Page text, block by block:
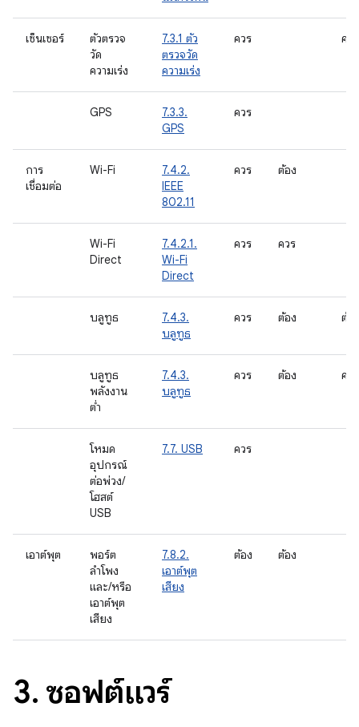
เซ็นเซอร์
ตัวตรวจ
วัด
ความเร่ง
7.3.1 ตัว
ตรวจวัด
ความเร่ง
ควร ควร
GPS
7.3.3.
GPS
ควร
การ
เชื่อมต่อ
Wi-Fi
7.4.2.
IEEE
802.11
ควร ต้อง
Wi-Fi
Direct
7.4.2.1.
Wi-Fi
Direct
ควร ควร
บลูทูธ
7.4.3.
บลูทูธ
ควร ต้อง ต้อง
บลูทูธ
พลังงาน
ต่ำ
7.4.3.
บลูทูธ
ควร ต้อง ควร
โหมด
อุปกรณ์
ต่อพ่วง/
โฮสต์
USB
7.7. USB ควร
เอาต์พุต
พอร์ต
ลำโพง
และ/หรือ
เอาต์พุต
เสียง
7.8.2.
เอาต์พุต
เสียง
ต้อง ต้อง
3. ซอฟต์แวร์